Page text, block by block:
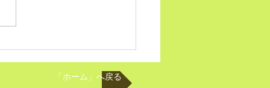
「米騒動」から見える
これからつくりだ
「ホーム」へ戻る